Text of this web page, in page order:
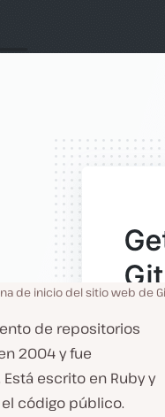
de inicio del sitio web de
de repositorios
2004 y fue
Está escrito en Ruby y
código público.